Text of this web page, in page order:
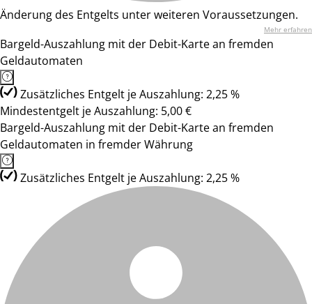
Änderung des Entgelts unter weiteren Voraussetzungen.
Mehr erfahren
Bargeld-Auszahlung mit der Debit-Karte an fremden
Geldautomaten
Zusätzliches Entgelt je Auszahlung: 2,25 %
Mindestentgelt je Auszahlung: 5,00 €
Bargeld-Auszahlung mit der Debit-Karte an fremden
Geldautomaten in fremder Währung
Zusätzliches Entgelt je Auszahlung: 2,25 %